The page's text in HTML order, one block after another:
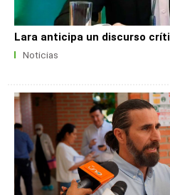
Lara anticipa un discurso
Noticias